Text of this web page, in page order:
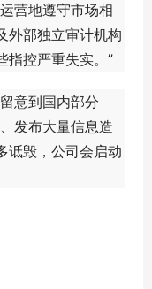
营地遵守市场相
外部独立审计机构
指控严重失实。”
意到国内部分
发布大量信息造
诋毁，公司会启动